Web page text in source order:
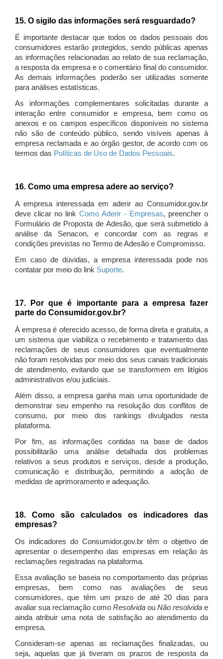
15. O sigilo das informações será resguardado?
É importante destacar que todos os dados pessoais dos
consumidores estarão protegidos, sendo públicas apenas
as informações relacionadas ao relato de sua reclamação,
a resposta da empresa e o comentário final do consumidor.
As demais informações poderão ser utilizadas somente
para análises estatísticas.
As informações complementares solicitadas durante a
interação entre consumidor e empresa, bem como os
anexos e os campos específicos disponíveis no sistema
não são de conteúdo público, sendo visíveis apenas à
empresa reclamada e ao órgão gestor, de acordo com os
termos das Políticas de Uso de Dados Pessoais.
16. Como uma empresa adere ao serviço?
A empresa interessada em aderir ao Consumidor.gov.br
deve clicar no link Como Aderir - Empresas, preencher o
Formulário de Proposta de Adesão, que será submetido à
análise da Senacon, e concordar com as regras e
condições previstas no Termo de Adesão e Compromisso.
Em caso de dúvidas, a empresa interessada pode nos
contatar por meio do link Suporte.
17. Por que é importante para a empresa fazer
parte do Consumidor.gov.br?
À empresa é oferecido acesso, de forma direta e gratuita, a
um sistema que viabiliza o recebimento e tratamento das
reclamações de seus consumidores que eventualmente
não foram resolvidas por meio dos seus canais tradicionais
de atendimento, evitando que se transformem em litígios
administrativos e/ou judiciais.
Além disso, a empresa ganha mais uma oportunidade de
demonstrar seu empenho na resolução dos conflitos de
consumo, por meio dos rankings divulgados nesta
plataforma.
Por fim, as informações contidas na base de dados
possibilitarão uma análise detalhada dos problemas
relativos a seus produtos e serviços, desde a produção,
comunicação e distribuição, permitindo a adoção de
medidas de aprimoramento e adequação.
18. Como são calculados os indicadores das
empresas?
Os indicadores do Consumidor.gov.br têm o objetivo de
apresentar o desempenho das empresas em relação às
reclamações registradas na plataforma.
Essa avaliação se baseia no comportamento das próprias
empresas, bem como nas avaliações de seus
consumidores, que têm um prazo de até 20 dias para
avaliar sua reclamação como Resolvida ou Não resolvida e
ainda atribuir uma nota de satisfação ao atendimento da
empresa.
Consideram-se apenas as reclamações finalizadas, ou
seja, aquelas que já tiveram os prazos de resposta da